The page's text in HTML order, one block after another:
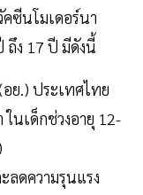
ซีนโมเดอร์นา
ถึง 17 ปี มีดังนี้
ย.) ประเทศไทย
นเด็กช่วงอายุ 12-
ดความรุนแรง